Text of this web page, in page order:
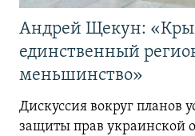
Андрей Щекун:
единственный
меньшинство»
Дискуссия вокруг планов
защиты прав